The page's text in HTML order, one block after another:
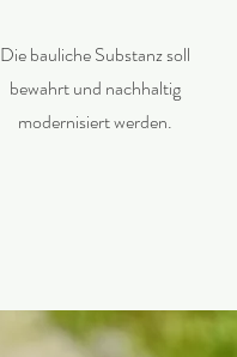
Die bauliche Substanz soll
bewahrt und nachhaltig
modernisiert werden.